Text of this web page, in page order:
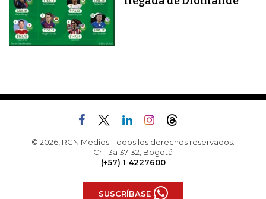
© 2026, RCN Medios. Todos los derechos reservados.
Cr. 13a 37-32, Bogotá
(+57) 1 4227600
SUSCRÍBASE